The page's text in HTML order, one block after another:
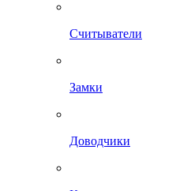
Считыватели
Замки
Доводчики